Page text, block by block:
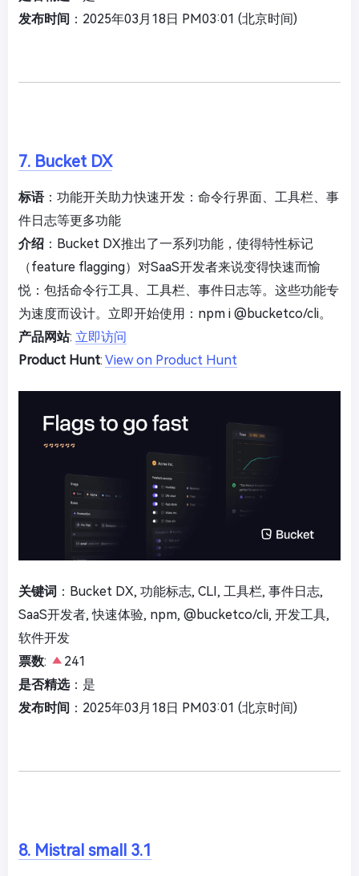
发布时间 ：2025年03月18日 PM03:01 (北京时间)
7. Bucket DX
标语：功能开关助力快速开发：命令行界面、工具栏、事
件日志等更多功能
介绍 ：Bucket DX推出了一系列功能，使得特性标记
（feature flagging）对SaaS开发者来说变得快速而愉
悦：包括命令行工具、工具栏、事件日志等。这些功能专
为速度而设计。立即开始使用：npm i @bucketco/cli。
产品网站: 立即访问
Product Hunt: View on Product Hunt
关键词 ：Bucket DX, 功能标志, CLI, 工具栏, 事件日志,
SaaS开发者, 快速体验, npm, @bucketco/cli, 开发工具,
软件开发
票数:
241
是否精选：是
发布时间 ：2025年03月18日 PM03:01 (北京时间)
8. Mistral small 3.1